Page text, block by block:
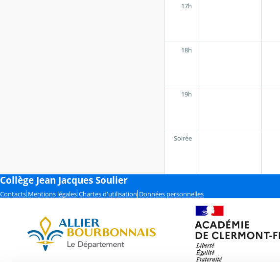
17h
18h
19h
Soirée
Collège Jean Jacques Soulier
Contacts Mentions légales Chartes d'utilisation Données personnelles